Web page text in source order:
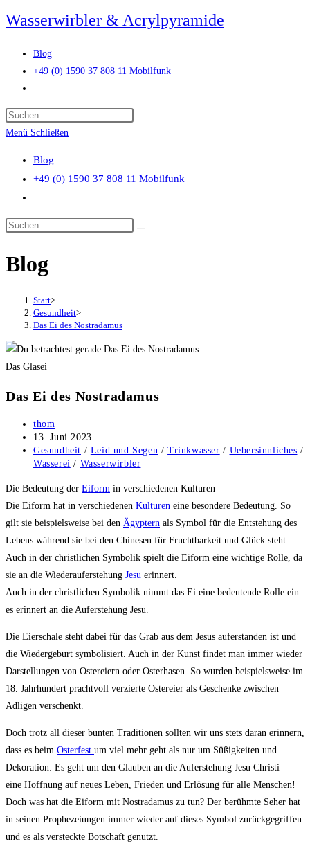
Zum
Inhalt
springen
Wasserwirbler & Acrylpyramide
Blog
+49 (0) 1590 37 808 11 Mobilfunk
umschalten
the
panel.
Menü Schließen
Blog
+49 (0) 1590 37 808 11 Mobilfunk
umschalten
Diese
durchsuchen
Blog
Start>
Gesundheit>
Das Ei des Nostradamus
Das Glasei
Das Ei des Nostradamus
Beitrags-
Autor:
thom
Beitrag
veröffentlicht:
13. Juni 2023
Beitrags-
Kategorie:
Gesundheit / Leid und Segen / Trinkwasser / Uebersinnliches /
Wasserei / Wasserwirbler
Die Bedeutung der Eiform in verschiedenen Kulturen
Die Eiform hat in verschiedenen Kulturen eine besondere Bedeutung. So
gilt sie beispielsweise bei den Ägyptern als Symbol für die Entstehung des
Lebens während sie bei den Chinesen für Fruchtbarkeit und Glück steht.
Auch in der christlichen Symbolik spielt die Eiform eine wichtige Rolle, da
sie an die Wiederauferstehung Jesu erinnert.
Auch in der christlichen Symbolik nimmt das Ei eine bedeutende Rolle ein
es erinnert an die Auferstehung Jesu.
Die Eierschale steht dabei für das Grab aus dem Jesus auferstanden ist und
die Wiedergeburt symbolisiert. Auch in der Kunst findet man immer wieder
Darstellungen von Ostereiern oder Osterhasen. So wurden beispielsweise im
18. Jahrhundert prachtvoll verzierte Ostereier als Geschenke zwischen
Adligen verschenkt.
Doch trotz all dieser bunten Traditionen sollten wir uns stets daran erinnern,
dass es beim Osterfest um viel mehr geht als nur um Süßigkeiten und
Dekoration: Es geht um den Glauben an die Auferstehung Jesu Christi –
eine Hoffnung auf neues Leben, Frieden und Erlösung für alle Menschen!
Doch was hat die Eiform mit Nostradamus zu tun? Der berühmte Seher hat
in seinen Prophezeiungen immer wieder auf dieses Symbol zurückgegriffen
und es als versteckte Botschaft genutzt.